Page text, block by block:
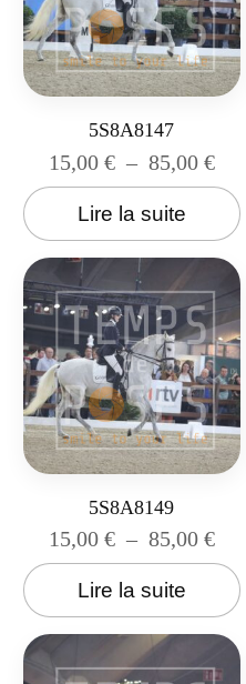
5S8A8147
15,00 € – 85,00 €
Lire la suite
5S8A8149
15,00 € – 85,00 €
Lire la suite